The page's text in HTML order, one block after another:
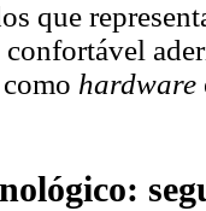
que
confortável
hardware